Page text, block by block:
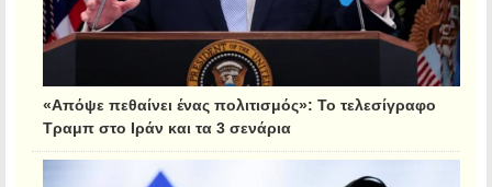
«Απόψε πεθαίνει ένας πολιτισμός»: Το τελεσίγραφο
Τραμπ στο Ιράν και τα 3 σενάρια